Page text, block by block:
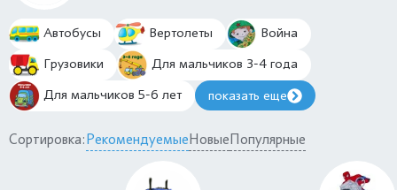
клик. Среди раскрасок есть не только машинки,
но и автобусы, грузовики, виды спорта.
Раскрашивать такие иллюстрации не только
весело, но и полезно. Скачайте самые лучшие
раскраски для мальчиков.
Автобусы Вертолеты
Война
Грузовики
Для мальчиков 3-4 года
Для мальчиков 5-6 лет
показать еще
Сортировка:РекомендуемыеНовыеПопулярные